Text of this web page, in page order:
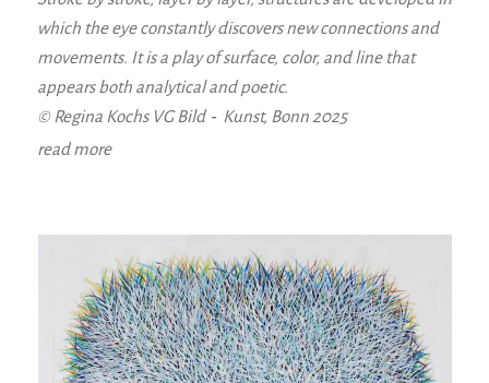
which the eye constantly discovers new connections and
movements. It is a play of surface, color, and line that
appears both analytical and poetic.
© Regina Kochs VG Bild- Kunst, Bonn 2025
read more